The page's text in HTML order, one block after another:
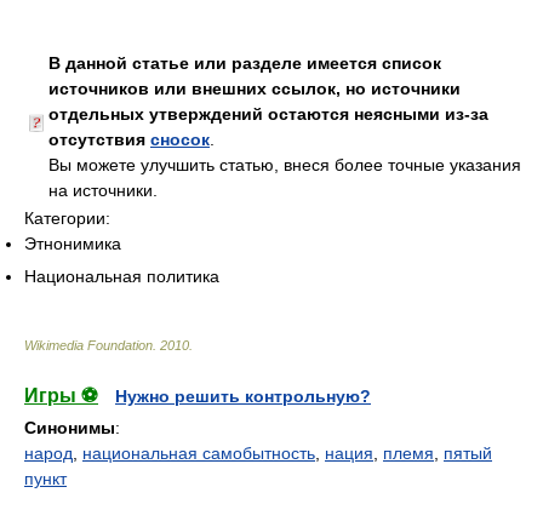
В данной статье или разделе имеется список
источников или внешних ссылок, но источники
отдельных утверждений остаются неясными из-за
отсутствия сносок
Вы можете улучшить статью, внеся более точные указания
на источники.
Категории:
Этнонимика
Национальная политика
Wikimedia Foundation 2010
Игры ⚽
Нужно решить контрольную?
Синонимы:
народ
национальная самобытность нация племя
пятый
пункт